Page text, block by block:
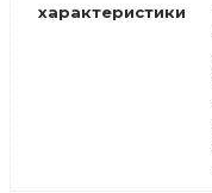
характеристики